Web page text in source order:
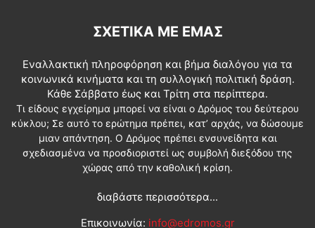
ΣΧΕΤΙΚΆ ΜΕ ΕΜΆΣ
Εναλλακτική πληροφόρηση και βήμα διαλόγου για τα
κοινωνικά κινήματα και τη συλλογική πολιτική δράση.
Κάθε Σάββατο έως και Τρίτη στα περίπτερα.
Τι είδους εγχείρημα μπορεί να είναι ο Δρόμος του δεύτερου
κύκλου; Σε αυτό το ερώτημα πρέπει, κατ’ αρχάς, να δώσουμε
μιαν απάντηση. Ο Δρόμος πρέπει ενσυνείδητα και
σχεδιασμένα να προσδιοριστεί ως συμβολή διεξόδου της
χώρας από την καθολική κρίση.
διαβάστε περισσότερα...
Επικοινωνία: info@edromos.gr